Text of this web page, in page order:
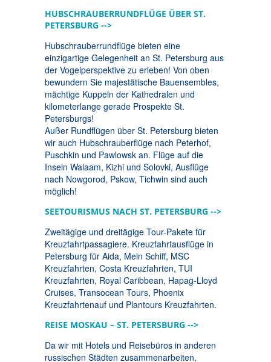
HUBSCHRAUBERRUNDFLÜGE ÜBER ST.
PETERSBURG -->
Hubschrauberrundflüge bieten eine
einzigartige Gelegenheit an St. Petersburg aus
der Vogelperspektive zu erleben! Von oben
bewundern Sie majestätische Bauensembles,
mächtige Kuppeln der Kathedralen und
kilometerlange gerade Prospekte St.
Petersburgs!
Außer Rundflügen über St. Petersburg bieten
wir auch Hubschrauberflüge nach Peterhof,
Puschkin und Pawlowsk an. Flüge auf die
Inseln Walaam, Kizhi und Solovki, Ausflüge
nach Nowgorod, Pskow, Tichwin sind auch
möglich!
SEETOURISMUS NACH ST. PETERSBURG -->
Zweitägige und dreitägige Tour-Pakete für
Kreuzfahrtpassagiere. Kreuzfahrtausflüge in
Petersburg für Aida, Mein Schiff, MSC
Kreuzfahrten, Costa Kreuzfahrten, TUI
Kreuzfahrten, Royal Caribbean, Hapag-Lloyd
Cruises, Transocean Tours, Phoenix
Kreuzfahrtenauf und Plantours Kreuzfahrten.
REISE MOSKAU – ST. PETERSBURG -->
Da wir mit Hotels und Reisebüros in anderen
russischen Städten zusammenarbeiten,